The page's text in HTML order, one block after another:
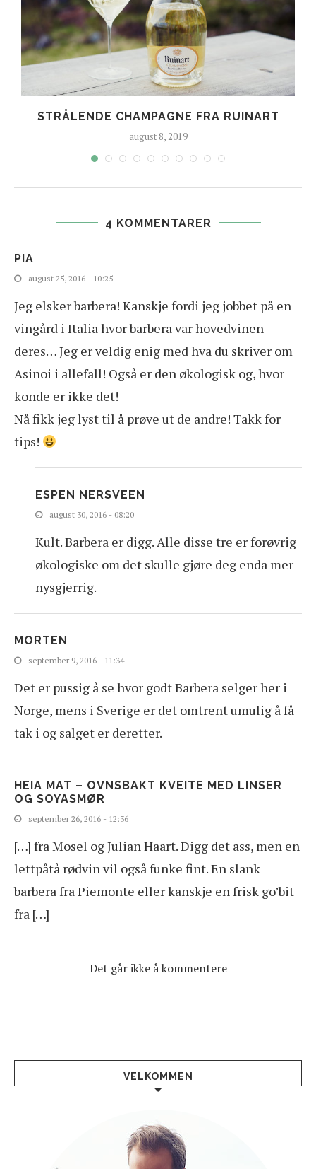
STRÅLENDE CHAMPAGNE FRA RUINART
august 8, 2019
4 KOMMENTARER
PIA
august 25, 2016 - 10:25
Jeg elsker barbera! Kanskje fordi jeg jobbet på en
vingård i Italia hvor barbera var hovedvinen
deres… Jeg er veldig enig med hva du skriver om
Asinoi i allefall! Også er den økologisk og, hvor
konde er ikke det!
Nå fikk jeg lyst til å prøve ut de andre! Takk for
tips!
ESPEN NERSVEEN
august 30, 2016 - 08:20
Kult. Barbera er digg. Alle disse tre er forøvrig
økologiske om det skulle gjøre deg enda mer
nysgjerrig.
MORTEN
september 9, 2016 - 11:34
Det er pussig å se hvor godt Barbera selger her i
Norge, mens i Sverige er det omtrent umulig å få
tak i og salget er deretter.
HEIA MAT – OVNSBAKT KVEITE MED LINSER
OG SOYASMØR
september 26, 2016 - 12:36
[…] fra Mosel og Julian Haart. Digg det ass, men en
lettpåtå rødvin vil også funke fint. En slank
barbera fra Piemonte eller kanskje en frisk go’bit
fra […]
Det går ikke å kommentere
VELKOMMEN